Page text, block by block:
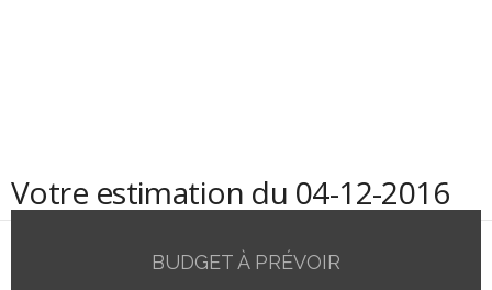
Votre estimation du 04-12-2016
BUDGET À PRÉVOIR